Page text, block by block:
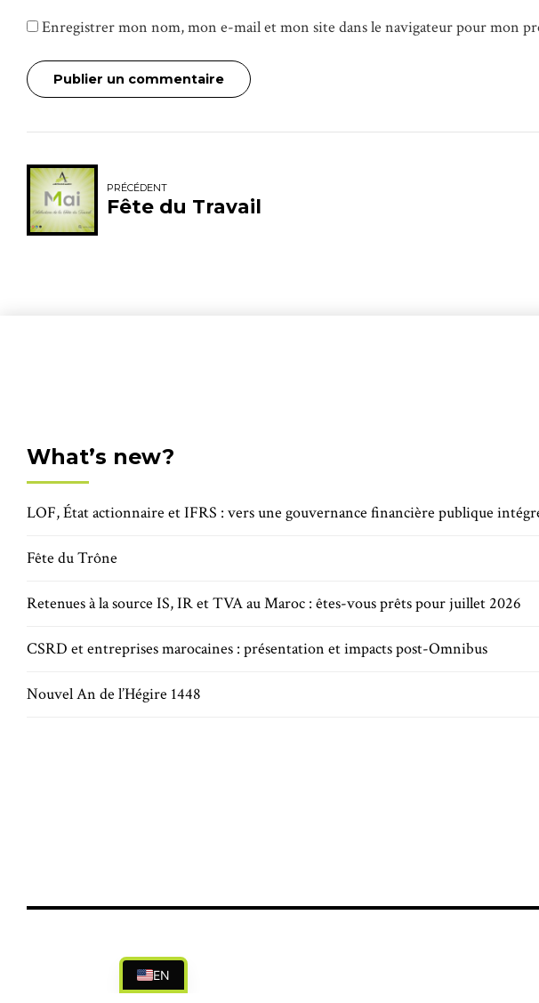
Enregistrer mon nom, mon e-mail et mon site dans le navigateur pour mon
Publier un commentaire
PRÉCÉDENT
Fête du Travail
What’s new?
LOF, État actionnaire et IFRS : vers une gouvernance financière publique
Fête du Trône
Retenues à la source IS, IR et TVA au Maroc : êtes-vous prêts pour juillet 2026
CSRD et entreprises marocaines : présentation et impacts post-Omnibus
Nouvel An de l’Hégire 1448
EN